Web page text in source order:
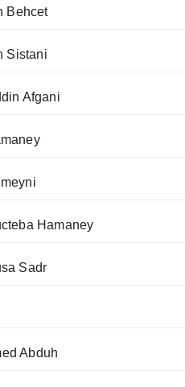
Behcet
Sistani
Afgani
Hamaney
Sadr
Abduh